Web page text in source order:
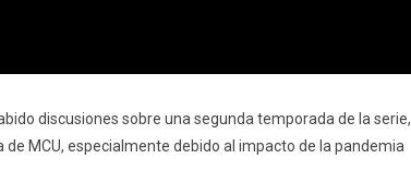
discusiones sobre una segunda temporada de la serie,
MCU, especialmente debido al impacto de la pandemia